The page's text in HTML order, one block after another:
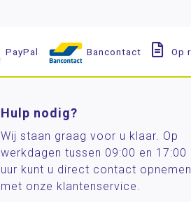
PayPal Bancontact Op
Hulp nodig?
Wij staan graag voor u klaar. Op
werkdagen tussen 09:00 en 17:00
uur kunt u direct contact opnemen
met onze klantenservice.